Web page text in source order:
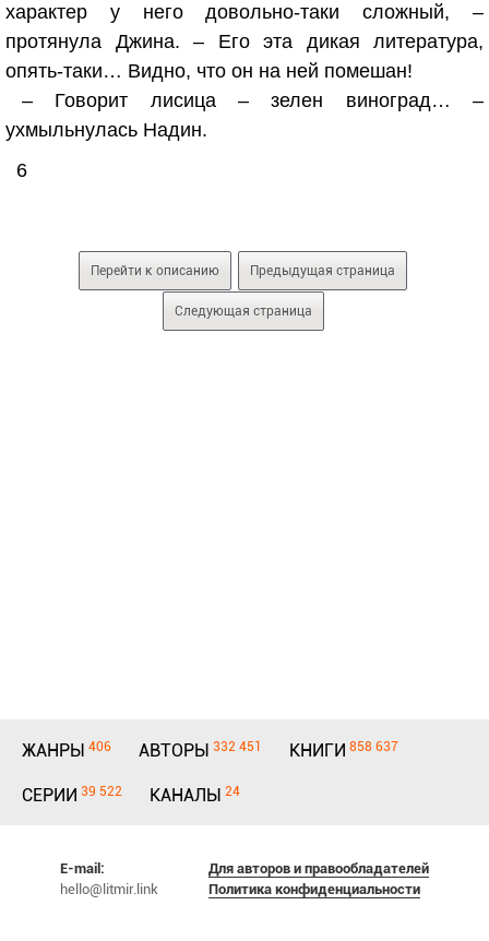
характер у него довольно-таки сложный, –
протянула Джина. – Его эта дикая литература,
опять-таки… Видно, что он на ней помешан!
– Говорит лисица – зелен виноград… –
ухмыльнулась Надин.
6
Перейти к описанию Предыдущая страница
Следующая страница
ЖАНРЫ 406 АВТОРЫ 332 451 КНИГИ 858 637
СЕРИИ 39 522 КАНАЛЫ 24
E-mail:
hello@litmir.link
Для авторов и правообладателей
Политика конфиденциальности